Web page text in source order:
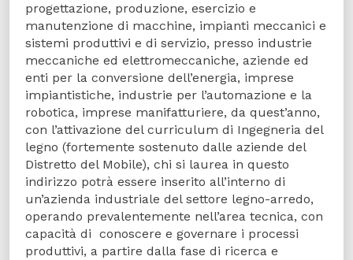
progettazione, produzione, esercizio e
manutenzione di macchine, impianti meccanici e
sistemi produttivi e di servizio, presso industrie
meccaniche ed elettromeccaniche, aziende ed
enti per la conversione dell’energia, imprese
impiantistiche, industrie per l’automazione e la
robotica, imprese manifatturiere, da quest’anno,
con l’attivazione del curriculum di Ingegneria del
legno (fortemente sostenuto dalle aziende del
Distretto del Mobile), chi si laurea in questo
indirizzo potrà essere inserito all’interno di
un’azienda industriale del settore legno-arredo,
operando prevalentemente nell’area tecnica, con
capacità di conoscere e governare i processi
produttivi, a partire dalla fase di ricerca e